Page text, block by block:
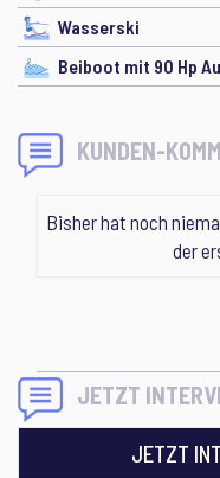
Wasserski
Beiboot mit 90 Hp
KUNDEN-
Bisher hat noch
der
JETZT
JETZT